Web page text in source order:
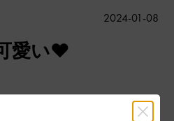
愛い❤︎
公
2024-01-08